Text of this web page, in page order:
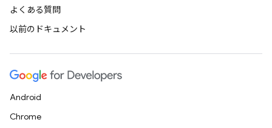
よくある質問
以前のドキュメント
Android
Chrome